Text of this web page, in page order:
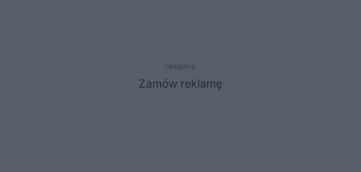
reklama
Zamów reklamę